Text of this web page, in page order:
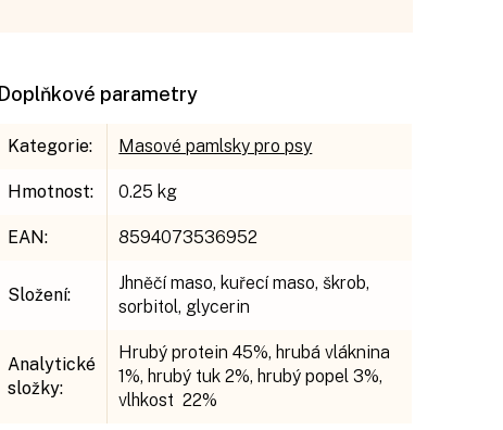
Doplňkové parametry
Kategorie: Masové pamlsky pro psy
Hmotnost: 0.25 kg
EAN: 8594073536952
Složení:
Jhněčí maso, kuřecí maso, škrob,
sorbitol, glycerin
Analytické
složky:
Hrubý protein 45%, hrubá vláknina
1%, hrubý tuk 2%, hrubý popel 3%,
vlhkost 22%